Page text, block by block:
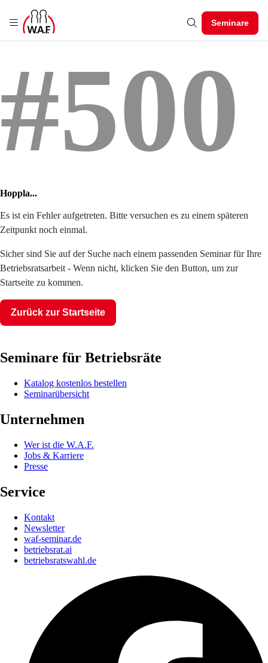
Seminare
#500
Hoppla...
Es ist ein Fehler aufgetreten. Bitte versuchen es zu einem späteren
Zeitpunkt noch einmal.
Sicher sind Sie auf der Suche nach einem passenden Seminar für Ihre
Betriebsratsarbeit - Wenn nicht, klicken Sie den Button, um zur
Startseite zu kommen.
Zurück zur Startseite
Seminare für Betriebsräte
Katalog kostenlos bestellen
Seminarübersicht
Unternehmen
Wer ist die W.A.F.
Jobs & Karriere
Presse
Service
Kontakt
Newsletter
waf-seminar.de
betriebsrat.ai
betriebsratswahl.de